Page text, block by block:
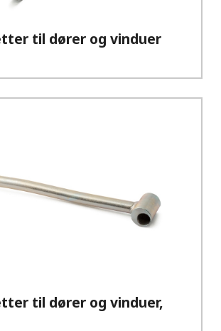
til dører og vinduer
til dører og vinduer,